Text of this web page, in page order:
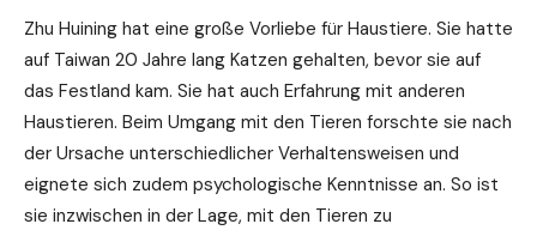
Zhu Huining hat eine große Vorliebe für Haustiere. Sie hatte
auf Taiwan 20 Jahre lang Katzen gehalten, bevor sie auf
das Festland kam. Sie hat auch Erfahrung mit anderen
Haustieren. Beim Umgang mit den Tieren forschte sie nach
der Ursache unterschiedlicher Verhaltensweisen und
eignete sich zudem psychologische Kenntnisse an. So ist
sie inzwischen in der Lage, mit den Tieren zu